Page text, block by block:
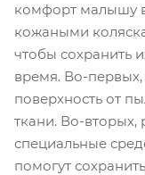
комфорт малышу
кожаными
чтобы сохранить
время. Во-
поверхность от
ткани. Во-вторых,
специальные
помогут